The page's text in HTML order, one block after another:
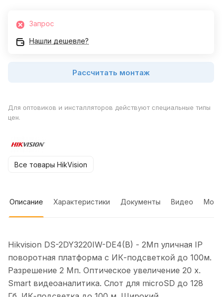
Запрос
Нашли дешевле?
Рассчитать монтаж
Для оптовиков и инсталляторов действуют специальные типы
цен.
Все товары HikVision
Описание Характеристики Документы Видео
Hikvision DS-2DY3220IW-DE4(B) - 2Мп уличная IP
поворотная платформа с ИК-подсветкой до 100м.
Разрешение 2 Мп. Оптическое увеличение 20 х.
Smart видеоаналитика. Слот для microSD до 128